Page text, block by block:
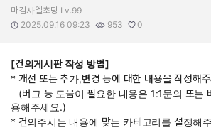
작성자:
마검사엘초딩 Lv.99
작성일:
2025.09.16 09:23
조회수:
953
추천수:
0
[건의게시판 작성 방법]
* 개선 또는 추가,변경 등에 대한 내용을 작성해
(버그 등 도움이 필요한 내용은 1:1문의 또는
용해주세요.)
* 건의주시는 내용에 맞는 카테고리를 설정해